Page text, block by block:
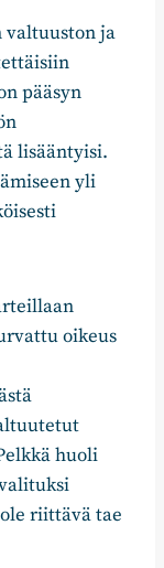
valtuuston ja
pääsyn
lisääntyisi.
yli
oikeus
huoli
riittävä tae